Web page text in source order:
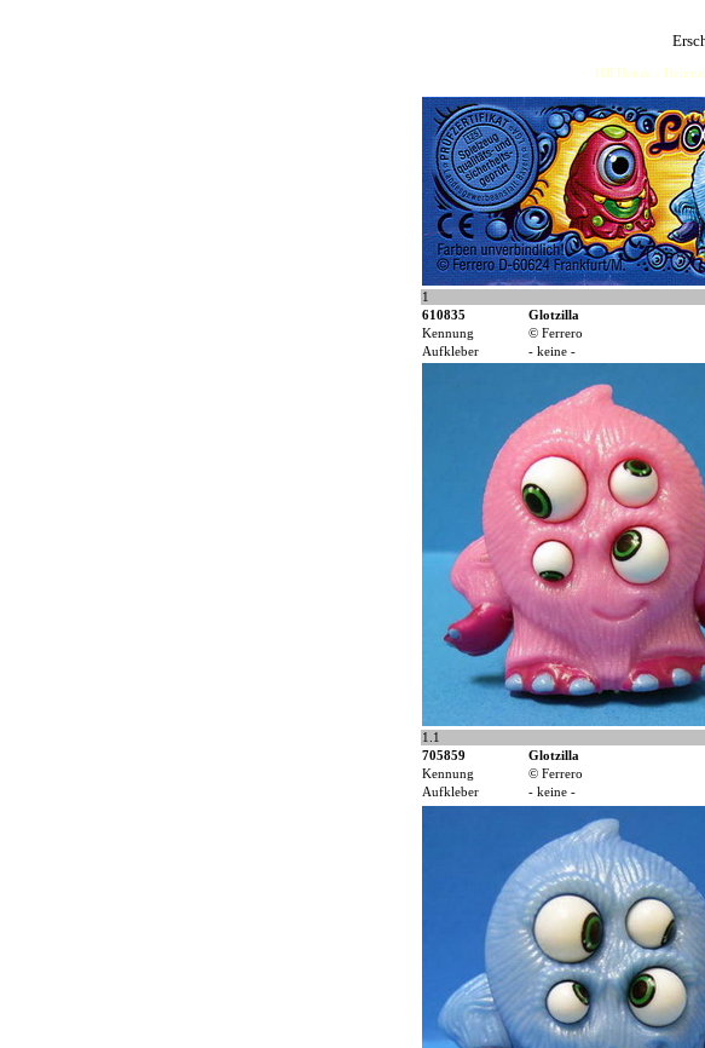
HJFHenze -
1
610835
Glotzilla
Kennung
© Ferrero
Aufkleber
- keine -
1.1
705859
Glotzilla
Kennung
© Ferrero
Aufkleber
- keine -